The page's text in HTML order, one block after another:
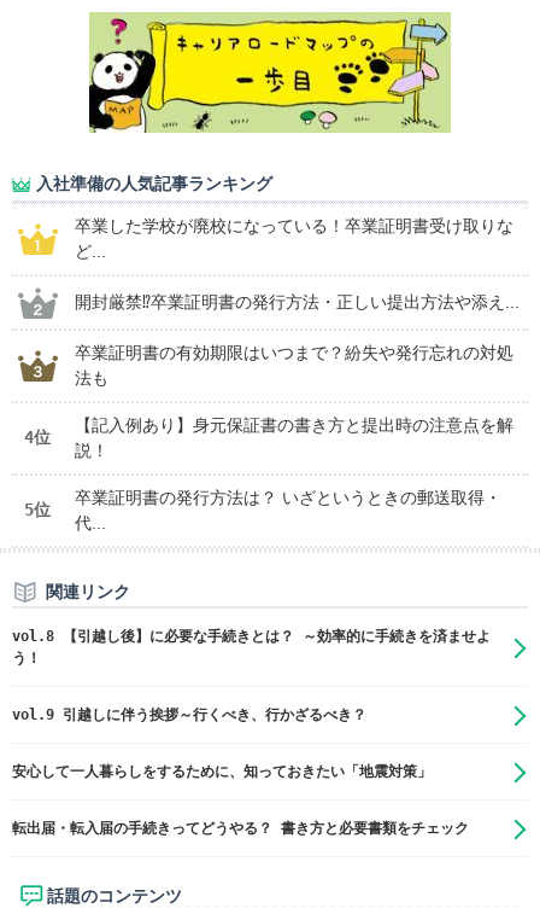
入社準備の人気記事ランキング
卒業した学校が廃校になっている！卒業証明書受け取りな
ど...
開封厳禁⁉卒業証明書の発行方法・正しい提出方法や添え...
卒業証明書の有効期限はいつまで？紛失や発行忘れの対処
法も
4位
【記入例あり】身元保証書の書き方と提出時の注意点を解
説！
5位
卒業証明書の発行方法は？ いざというときの郵送取得・
代...
関連リンク
vol.8 【引越し後】に必要な手続きとは？ ～効率的に手続きを済ませよ
う！
vol.9 引越しに伴う挨拶～行くべき、行かざるべき？
安心して一人暮らしをするために、知っておきたい「地震対策」
転出届・転入届の手続きってどうやる？ 書き方と必要書類をチェック
話題のコンテンツ